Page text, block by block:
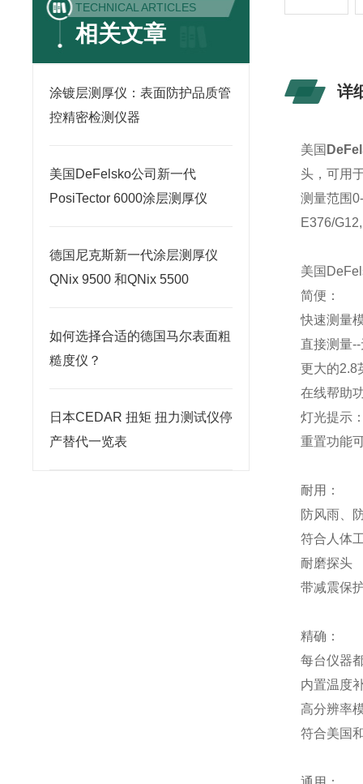
TECHNICAL ARTICLES
相关文章
涂镀层测厚仪：表面防护品质管
控精密检测仪器
美国DeFelsko公司新一代
PosiTector 6000涂层测厚仪
德国尼克斯新一代涂层测厚仪
QNix 9500 和QNix 5500
如何选择合适的德国马尔表面粗
糙度仪？
日本CEDAR 扭矩 扭力测试仪停
产替代一览表
详
美国
头，可用
测量范围
E376/
美国
简便：
快速测量
直接测量
更大的2.8
在线帮助
灯光提示
重置功能
耐用：
防风雨、
符合人体
耐磨探头
带减震保
精确：
每台仪器
内置温度
高分辨率
符合美国